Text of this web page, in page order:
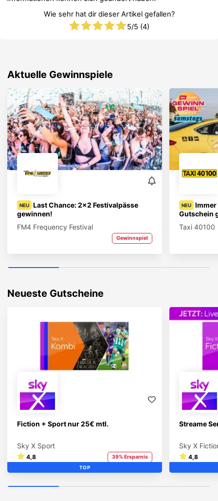
Wie sehr hat dir dieser Artikel gefallen?
5/5 (4)
Aktuelle Gewinnspiele
NEU
Last Chance: 2x2 Festivalpässe
gewinnen!
FM4 Frequency Festival
Gewinnspiel
NEU
Gutschein
Taxi 40100
Neueste Gutscheine
Fiction + Sport nur 25€ mtl.
Sky X Sport
4,8 39% Ersparnis
TOP
Streame
Sky X
4,8